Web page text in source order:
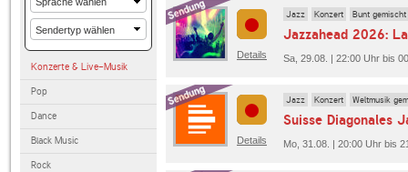
Konzerte & Live-Musik
Pop
Dance
Black Music
Rock
Details
Jazz Konzert Bunt gemischt
Sa, 29.08. | 22:00 Uhr bis
Details
Jazz Konzert Weltmusik
Suisse Diagonales
Mo, 31.08. | 20:00 Uhr bis